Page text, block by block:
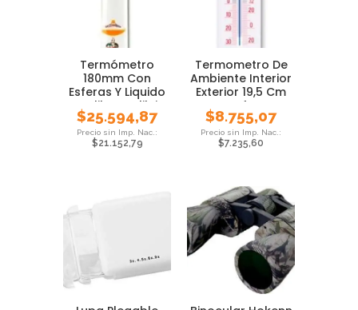
Termómetro
180mm Con
Esferas Y Liquido
Galileo Galilei
$25.594,87
$21.152,79
Termometro De
Ambiente Interior
Exterior 19,5 Cm
Luft
$8.755,07
$7.235,60